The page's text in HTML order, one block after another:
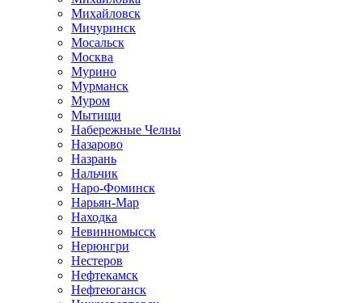
Михайловск
Мичуринск
Мосальск
Москва
Мурино
Мурманск
Муром
Мытищи
Набережные Челны
Назарово
Назрань
Нальчик
Наро-Фоминск
Нарьян-Мар
Находка
Невинномысск
Нерюнгри
Нестеров
Нефтекамск
Нефтеюганск